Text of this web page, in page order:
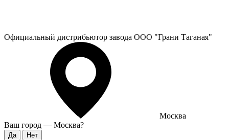
Официальный дистрибьютор завода ООО "Грани Таганая"
Москва
Ваш город — Москва?